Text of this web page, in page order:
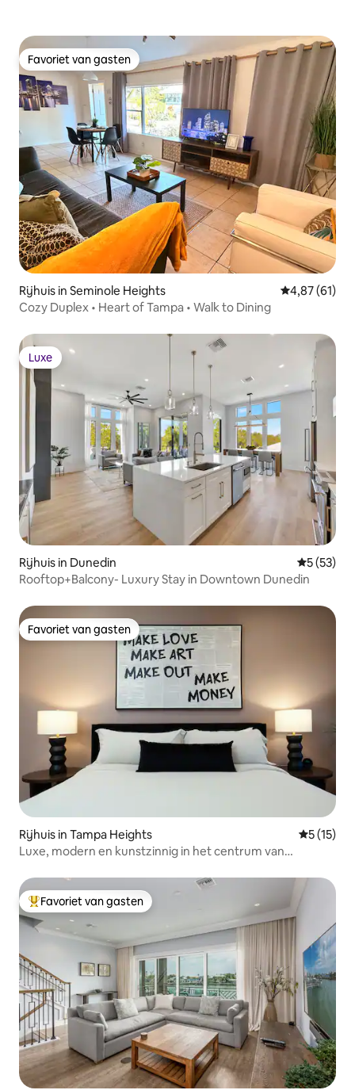
Favoriet van gasten
Favoriet van gasten
Rijhuis in Seminole Heights Gemiddelde
4,87 (61)
Cozy Duplex • Heart of Tampa • Walk to Dining
Luxe
Luxe
Rijhuis in Dunedin
5 (53)
Rooftop+Balcony- Luxury Stay in Downtown Dunedin
Favoriet van gasten
Favoriet van gasten
Rijhuis in Tampa Heights
5 (15)
Luxe, modern en kunstzinnig in het centrum van
Topfavoriet van gasten
Favoriet van gasten